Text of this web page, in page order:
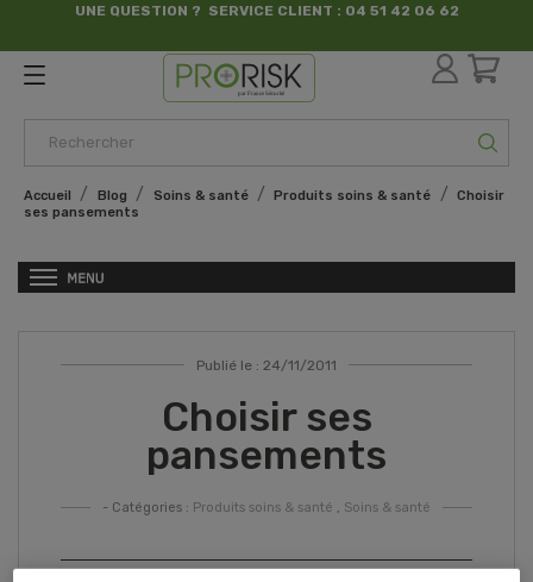
UNE QUESTION ? SERVICE CLIENT : 04 51 42 06 62
par France Sécurité
Accueil Blog Soins & santé Produits soins & santé
Choisir
ses pansements
Publié le : 24/11/2011
Choisir ses
pansements
- Catégories : Produits soins & santé , Soins & santé